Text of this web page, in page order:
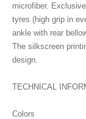
microfiber.
tyres (high grip in
ankle with rear
The silkscreen
design.
TECHNICAL
Colors